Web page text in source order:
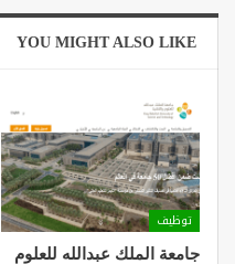
YOU MIGHT ALSO LIKE
توظيف
جامعة الملك عبدالله للعلوم